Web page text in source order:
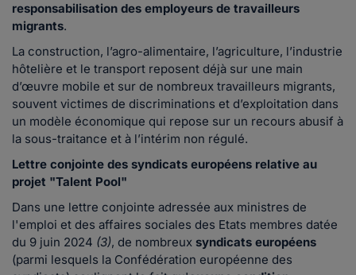
responsabilisation des employeurs de travailleurs
migrants.
La construction, l’agro-alimentaire, l’agriculture, l’industrie
hôtelière et le transport reposent déjà sur une main
d’œuvre mobile et sur de nombreux travailleurs migrants,
souvent victimes de discriminations et d’exploitation dans
un modèle économique qui repose sur un recours abusif à
la sous-traitance et à l’intérim non régulé.
Lettre conjointe des syndicats européens relative au
projet "Talent Pool"
Dans une lettre conjointe adressée aux ministres de
l'emploi et des affaires sociales des Etats membres datée
du 9 juin 2024 (3), de nombreux syndicats européens
(parmi lesquels la Confédération européenne des